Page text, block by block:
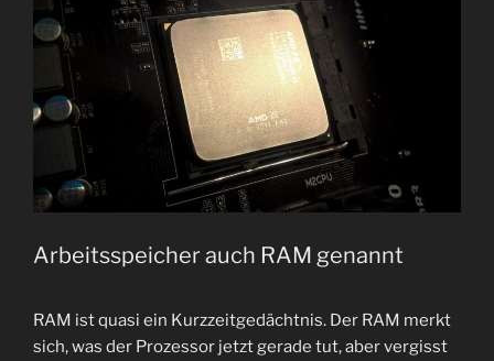
Arbeitsspeicher auch RAM genannt
RAM ist quasi ein Kurzzeitgedächtnis. Der RAM merkt
sich, was der Prozessor jetzt gerade tut, aber vergisst